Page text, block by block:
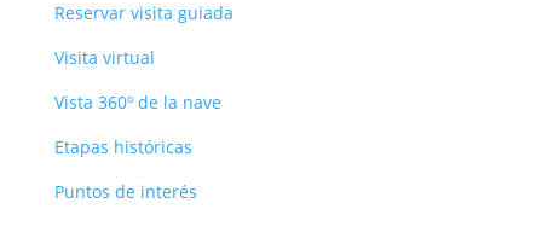
Reservar visita guiada
Visita virtual
Vista 360º de la nave
Etapas históricas
Puntos de interés